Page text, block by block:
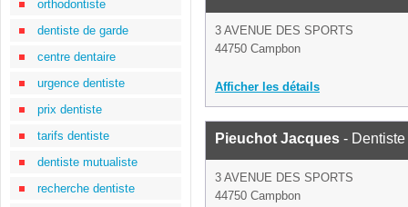
orthodontiste
dentiste de garde
centre dentaire
urgence dentiste
prix dentiste
tarifs dentiste
dentiste mutualiste
recherche dentiste
3 AVENUE DES SPORTS
44750 Campbon
Afficher les détails
Pieuchot Jacques - Dentiste
3 AVENUE DES SPORTS
44750 Campbon